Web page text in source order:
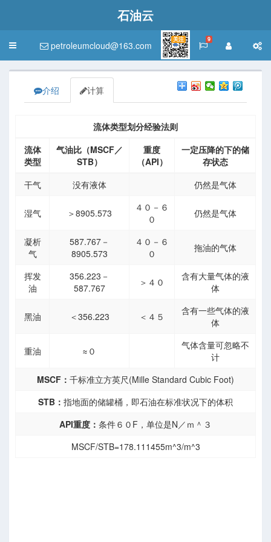
石油云
Toggle
petroleumcloud@163.com
关注 9
介绍 计算
流体类型划分经验法则
流体
类型
气油比（MSCF／
STB）
重度
（API）
一定压降的下的储
存状态
干气
没有液体 仍然是气体
湿气 ＞8905.573
４０－６
０
仍然是气体
凝析
气
587.767－
8905.573
４０－６
０
拖油的气体
挥发
油
356.223－
587.767
＞４０
含有大量气体的液
体
黑油 ＜356.223 ＜４５
含有一些气体的液
体
重油 ≈０
气体含量可忽略不
计
MSCF： 千标准立方英尺(Mille Standard Cubic Foot)
STB： 指地面的储罐桶，即石油在标准状况下的体积
API重度： 条件６０F，单位是N／ｍ＾３
MSCF/STB=178.111455m^3/m^3